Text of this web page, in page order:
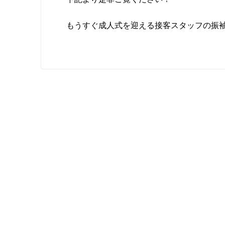
もうすぐ成人式を迎える接客スタッフの振